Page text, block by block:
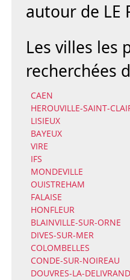
autour de LE
Les villes les
recherchées
CAEN
HEROUVILLE-SAINT-
LISIEUX
BAYEUX
VIRE
IFS
MONDEVILLE
OUISTREHAM
FALAISE
HONFLEUR
BLAINVILLE-SUR-ORNE
DIVES-SUR-MER
COLOMBELLES
CONDE-SUR-NOIREAU
DOUVRES-LA-